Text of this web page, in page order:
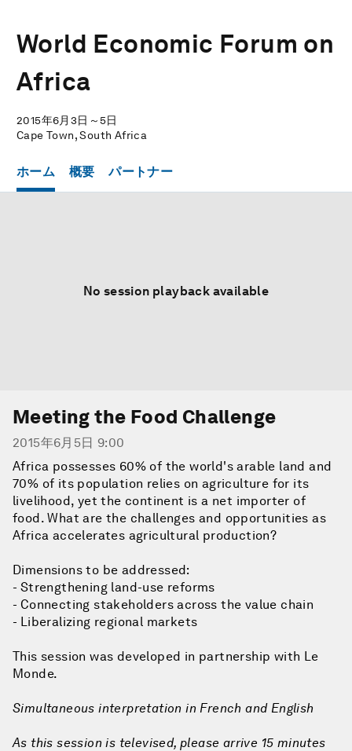
World Economic Forum on
Africa
2015年6月3日～5日
Cape Town, South Africa
ホーム 概要 パートナー
No session playback available
Meeting the Food Challenge
2015年6月5日 9:00
Africa possesses 60% of the world's arable land and
70% of its population relies on agriculture for its
livelihood, yet the continent is a net importer of
food. What are the challenges and opportunities as
Africa accelerates agricultural production?
Dimensions to be addressed:
- Strengthening land-use reforms
- Connecting stakeholders across the value chain
- Liberalizing regional markets
This session was developed in partnership with Le
Monde.
Simultaneous interpretation in French and English
As this session is televised, please arrive 15 minutes